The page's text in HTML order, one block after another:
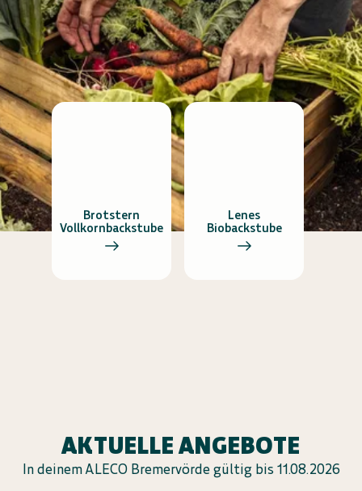
Brotstern
Vollkornbackstube
Lenes
Biobackstube
AKTUELLE ANGEBOTE
In deinem ALECO Bremervörde gültig bis 11.08.2026